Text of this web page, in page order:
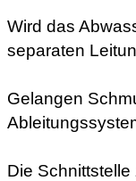
Wird das
separaten
Gelangen
Die